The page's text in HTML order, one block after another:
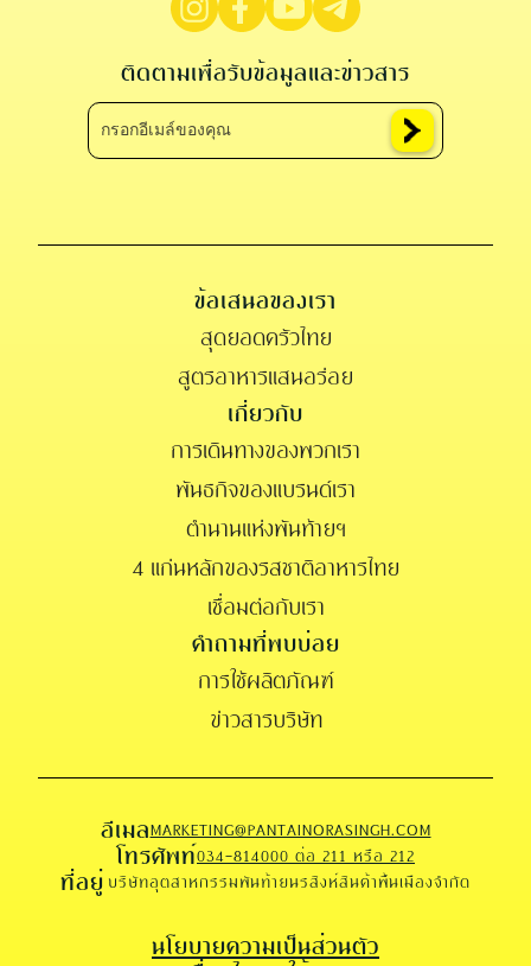
ติดตามเพื่อรับข้อมูลและข่าวสาร
ข้อเสนอของเรา
สุดยอดครัวไทย
สูตรอาหารแสนอร่อย
เกี่ยวกับ
การเดินทางของพวกเรา
พันธกิจของแบรนด์เรา
ตำนานแห่งพันท้ายฯ
4 แก่นหลักของรสชาติอาหารไทย
เชื่อมต่อกับเรา
คำถามที่พบบ่อย
การใช้ผลิตภัณฑ์
ข่าวสารบริษัท
นโยบายความเป็นส่วนตัว
อีเมลMARKETING@PANTAINORASINGH.COM
โทรศัพท์034-814000 ต่อ 211 หรือ 212
ที่อยู่ บริษัทอุตสาหกรรมพันท้ายนรสิงห์สินค้าพื้นเมืองจำกัด